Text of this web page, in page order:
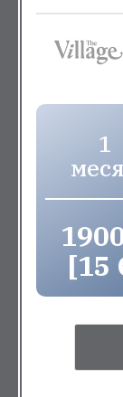
1
[15